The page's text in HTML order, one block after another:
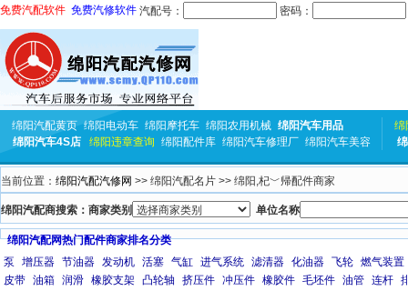
免费汽配软件 免费汽修软件 汽配号： 密码：
绵阳汽配黄页 绵阳电动车 绵阳摩托车 绵阳农用机械 绵阳汽车用品
绵阳汽车4S店
绵阳违章查询 绵阳配件库 绵阳汽车修理厂 绵阳汽车美容
绵
当前位置： 绵阳汽配汽修网 >> 绵阳汽配名片 >> 绵阳,杞﹀帰配件商家
绵阳汽配商搜索：商家类别 单位名称
绵阳汽配网热门配件商家排名分类
泵
增压器 节油器 发动机 活塞 气缸 进气系统 滤清器 化油器 飞轮 燃气装置
皮带 油箱 润滑 橡胶支架 凸轮轴 挤压件 冲压件 橡胶件 毛坯件 油管 连杆